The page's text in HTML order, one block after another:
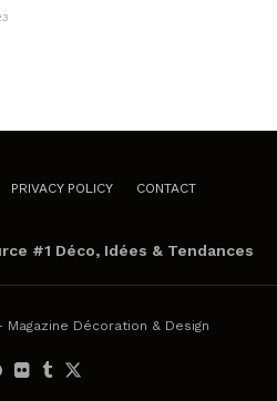
PRIVACY POLICY CONTACT
#1 Déco, Idées & Tendances
Magazine Décoration & Design